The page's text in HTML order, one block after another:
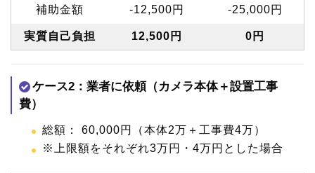
補助金額 -12,500円 -25,000円
実質自己負担 12,500円 0円
ケース2：業者に依頼（カメラ本体＋設置工事
費）
総額： 60,000円（本体2万＋工事費4万）
※上限額をそれぞれ3万円・4万円とした場合